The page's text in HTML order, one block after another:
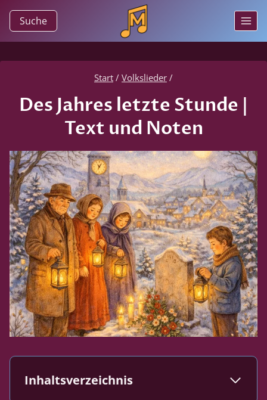
Zum
Inhalt
springen
Suche
Start / Volkslieder /
Des Jahres letzte Stunde |
Text und Noten
Inhaltsverzeichnis